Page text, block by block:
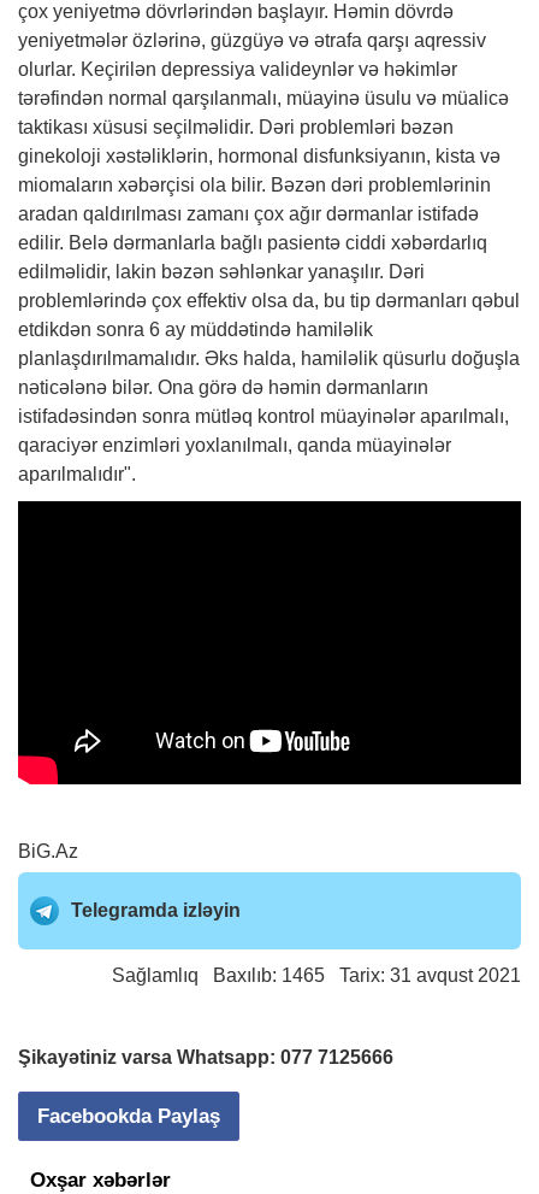
çox yeniyetmə dövrlərindən başlayır. Həmin dövrdə
yeniyetmələr özlərinə, güzgüyə və ətrafa qarşı aqressiv
olurlar. Keçirilən depressiya valideynlər və həkimlər
tərəfindən normal qarşılanmalı, müayinə üsulu və müalicə
taktikası xüsusi seçilməlidir. Dəri problemləri bəzən
ginekoloji xəstəliklərin, hormonal disfunksiyanın, kista və
miomaların xəbərçisi ola bilir. Bəzən dəri problemlərinin
aradan qaldırılması zamanı çox ağır dərmanlar istifadə
edilir. Belə dərmanlarla bağlı pasientə ciddi xəbərdarlıq
edilməlidir, lakin bəzən səhlənkar yanaşılır. Dəri
problemlərində çox effektiv olsa da, bu tip dərmanları qəbul
etdikdən sonra 6 ay müddətində hamiləlik
planlaşdırılmamalıdır. Əks halda, hamiləlik qüsurlu doğuşla
nəticələnə bilər. Ona görə də həmin dərmanların
istifadəsindən sonra mütləq kontrol müayinələr aparılmalı,
qaraciyər enzimləri yoxlanılmalı, qanda müayinələr
aparılmalıdır".
BiG.Az
Telegramda izləyin
Sağlamlıq Baxılıb: 1465 Tarix: 31 avqust 2021
Şikayətiniz varsa Whatsapp: 077 7125666
Facebookda Paylaş
Oxşar xəbərlər